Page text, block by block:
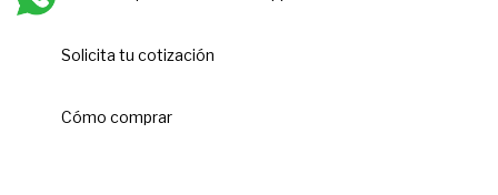
Solicita tu cotización
Cómo comprar